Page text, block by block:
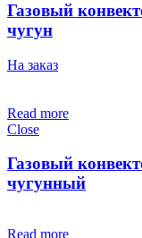
Газовый
чугун
На заказ
Read more
Close
Газовый
чугунный
Read more